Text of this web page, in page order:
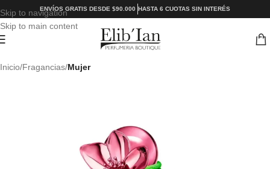
Skip to navigation
Skip to main content
ENVÍOS GRATIS DESDE $90.000 HASTA 6 CUOTAS SIN INTERÉS
Inicio Fragancias Mujer